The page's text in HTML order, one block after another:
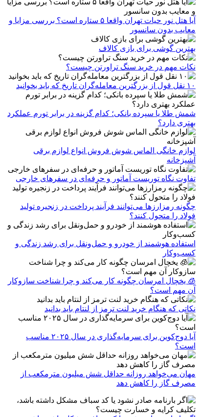
آیا هتل نور حیات تهران واقعا ۵ ستاره است؟ بررسی مزایا و
معایب بدون سانسور
بهترین گوشی برای بازی کالاف
نکات مهم در خرید سنگ تراورتن چیست؟
۱۰ نقل قول از بزرگترین معامله‌گران تاریخ که باید بخوانید
شمش طلا یا سپرده بانکی؛ کدام گزینه در برابر تورم عملکرد
بهتری دارد؟
لوازم خانگی الماس شوش فروش انواع لوازم برقی
آشپزخانه
تفاوت نگاه توریست آماتور و حرفه‌ای در سفرهای خارجی
چگونه رمزارزها می‌توانند فرآیند پرداخت در زنجیره تولید
فولاد را متحول کنند؟
استفاده هوشمند از خودرو و حمل‌ونقل برای رشد زندگی و
کسب‌وکار
🧊 یخچال امرسان چگونه کار می‌کند و چرا شناخت سازوکار
آن مهم است؟
نکاتی که هنگام خرید لنت ترمز از لنتام باید بدانید
آیا دوج‌کوین برای سرمایه‌گذاری در سال ۲۰۲۵ مناسب
است؟
مهان می‌خواهد روزانه حداقل شش میلیون مترمکعب از
مصرف گاز را کاهش دهد